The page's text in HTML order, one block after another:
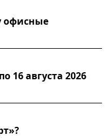
офисные
16 августа 2026